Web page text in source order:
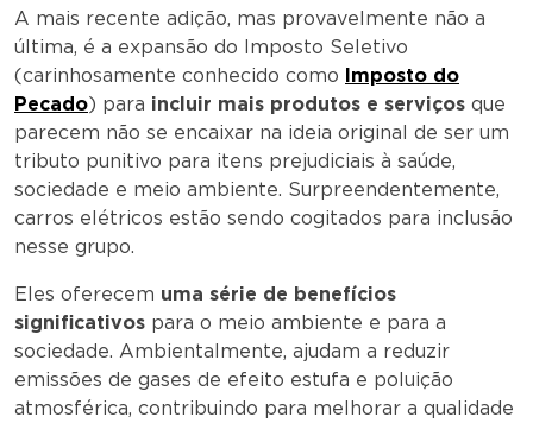
A mais recente adição, mas provavelmente não a
última, é a expansão do Imposto Seletivo
(carinhosamente conhecido como
Imposto do
Pecado) para incluir mais produtos e serviços que
parecem não se encaixar na ideia original de ser um
tributo punitivo para itens prejudiciais à saúde,
sociedade e meio ambiente. Surpreendentemente,
carros elétricos estão sendo cogitados para inclusão
nesse grupo.
Eles oferecem uma série de benefícios
significativos para o meio ambiente e para a
sociedade. Ambientalmente, ajudam a reduzir
emissões de gases de efeito estufa e poluição
atmosférica, contribuindo para melhorar a qualidade